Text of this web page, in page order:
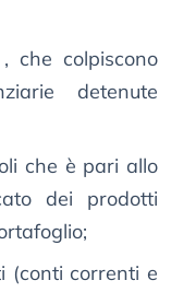
che colpiscono
detenute
che è pari allo
dei prodotti
(conti correnti e